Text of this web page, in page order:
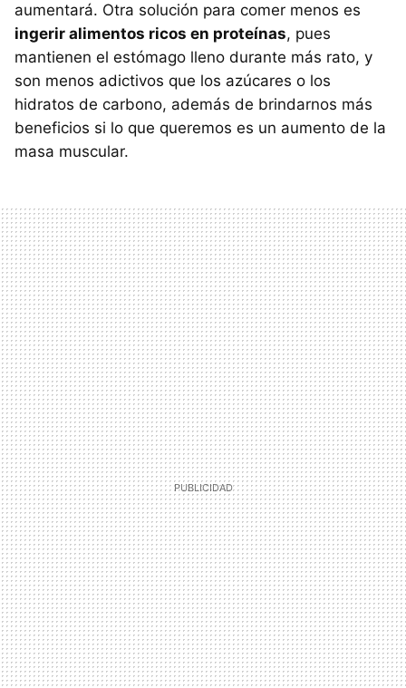
aumentará. Otra solución para comer menos es
ingerir alimentos ricos en proteínas, pues
mantienen el estómago lleno durante más rato, y
son menos adictivos que los azúcares o los
hidratos de carbono, además de brindarnos más
beneficios si lo que queremos es un aumento de la
masa muscular.